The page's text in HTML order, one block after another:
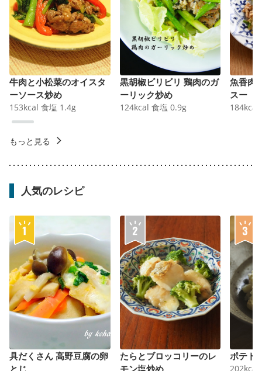
牛肉と小松菜のオイスタ
ーソース炒め
153kcal 食塩 1.4g
黒胡椒ビリビリ 鶏肉のガ
ーリック炒め
124kcal 食塩 0.9g
魚香肉
スー
184kcal
もっと見る
人気のレシピ
具だくさん 高野豆腐の卵
とじ
たらとブロッコリーのレ
モン塩炒め
ポテト
202kcal